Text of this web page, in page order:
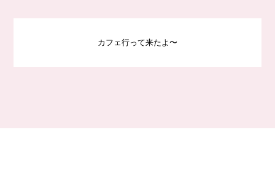
カフェ行って来たよ〜